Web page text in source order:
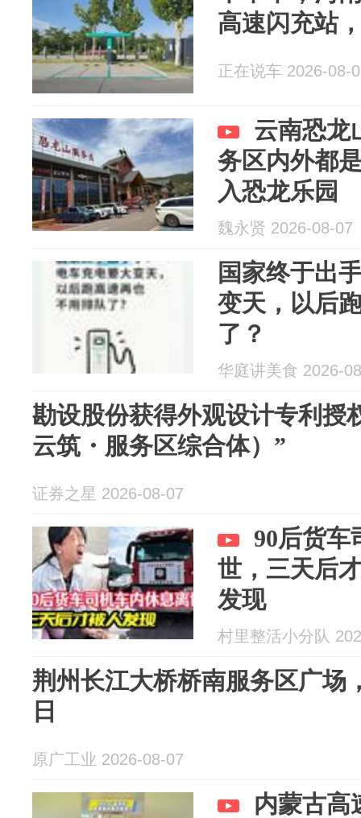
高速闪充站
正在说车 2026-08-
云南恐龙
务区内外都
入恐龙乐园
魏永贤 2026-08-07
国家终于出
变天，以后
了？
华庭讲美食 2026-
勘设股份获得外观设计专利授
云筑・服务区综合体）”
证券之星 2026-08-07
90后货车
世，三天后
发现
村里整活小分队
荆州长江大桥桥南服务区广场
日
原广工业 2026-08-07
内蒙古高